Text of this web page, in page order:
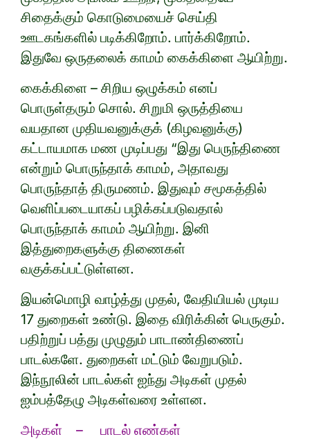
சிதைக்கும் கொடுமையைச் செய்தி
ஊடகங்களில் படிக்கிறோம். பார்க்கிறோம்.
இதுவே ஒருதலைக் காமம் கைக்கிளை ஆயிற்று.
கைக்கிளை – சிறிய ஒழுக்கம் எனப்
பொருள்தரும் சொல். சிறுமி ஒருத்தியை
வயதான முதியவனுக்குக் (கிழவனுக்கு)
கட்டாயமாக மண முடிப்பது “இது பெருந்திணை
என்றும் பொருந்தாக் காமம், அதாவது
பொருந்தாத் திருமணம். இதுவும் சமூகத்தில்
வெளிப்படையாகப் பழிக்கப்படுவதால்
பொருந்தாக் காமம் ஆயிற்று. இனி
இத்துறைகளுக்கு திணைகள்
வகுக்கப்பட்டுள்ளன.
இயன்மொழி வாழ்த்து முதல், வேதியியல் முடிய
17 துறைகள் உண்டு. இதை விரிக்கின் பெருகும்.
பதிற்றுப் பத்து முழுதும் பாடாண்திணைப்
பாடல்களே. துறைகள் மட்டும் வேறுபடும்.
இந்நூலின் பாடல்கள் ஐந்து அடிகள் முதல்
ஐம்பத்தேழு அடிகள்வரை உள்ளன.
அடிகள் – பாடல் எண்கள்